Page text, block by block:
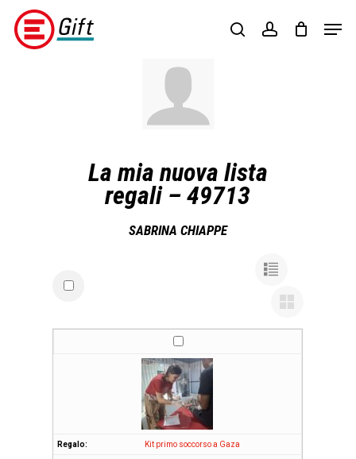
Skip
main
searchaccount
La mia nuova lista
regali – 49713
SABRINA CHIAPPE
Kit primo soccorso a Gaza